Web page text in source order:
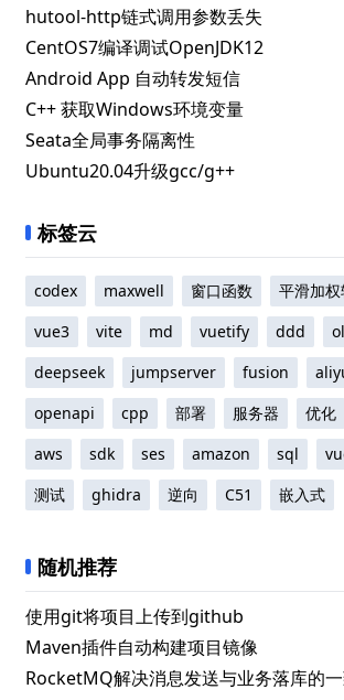
hutool-http链式调用参数丢失
CentOS7编译调试OpenJDK12
Android App 自动转发短信
C++ 获取Windows环境变量
Seata全局事务隔离性
Ubuntu20.04升级gcc/g++
标签云
codex maxwell 窗口函数 平滑加权
vue3
vite md vuetify ddd
deepseek
jumpserver fusion
openapi
cpp 部署 服务器 优化
aws
sdk ses amazon sql
测试
ghidra 逆向 C51 嵌入式
随机推荐
使用git将项目上传到github
Maven插件自动构建项目镜像
RocketMQ解决消息发送与业务落库的